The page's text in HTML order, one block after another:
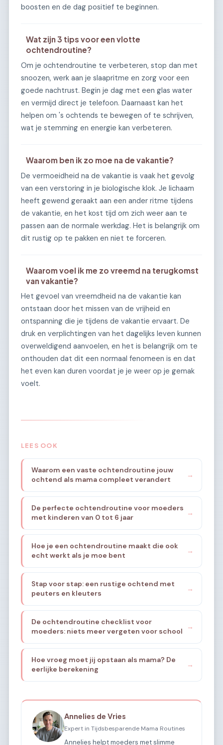
boosten en de dag positief te beginnen.
Wat zijn 3 tips voor een vlotte
ochtendroutine?
Om je ochtendroutine te verbeteren, stop dan met
snoozen, werk aan je slaapritme en zorg voor een
goede nachtrust. Begin je dag met een glas water
en vermijd direct je telefoon. Daarnaast kan het
helpen om 's ochtends te bewegen of te schrijven,
wat je stemming en energie kan verbeteren.
Waarom ben ik zo moe na de vakantie?
De vermoeidheid na de vakantie is vaak het gevolg
van een verstoring in je biologische klok. Je lichaam
heeft gewend geraakt aan een ander ritme tijdens
de vakantie, en het kost tijd om zich weer aan te
passen aan de normale werkdag. Het is belangrijk om
dit rustig op te pakken en niet te forceren.
Waarom voel ik me zo vreemd na terugkomst
van vakantie?
Het gevoel van vreemdheid na de vakantie kan
ontstaan door het missen van de vrijheid en
ontspanning die je tijdens de vakantie ervaart. De
druk en verplichtingen van het dagelijks leven kunnen
overweldigend aanvoelen, en het is belangrijk om te
onthouden dat dit een normaal fenomeen is en dat
het even kan duren voordat je je weer op je gemak
voelt.
LEES OOK
Waarom een vaste ochtendroutine jouw
ochtend als mama compleet verandert
→
De perfecte ochtendroutine voor moeders
met kinderen van 0 tot 6 jaar
→
Hoe je een ochtendroutine maakt die ook
echt werkt als je moe bent
→
Stap voor stap: een rustige ochtend met
peuters en kleuters
→
De ochtendroutine checklist voor
moeders: niets meer vergeten voor school
→
Hoe vroeg moet jij opstaan als mama? De
eerlijke berekening
→
Annelies de Vries
Expert in Tijdsbesparende Mama Routines
Annelies helpt moeders met slimme